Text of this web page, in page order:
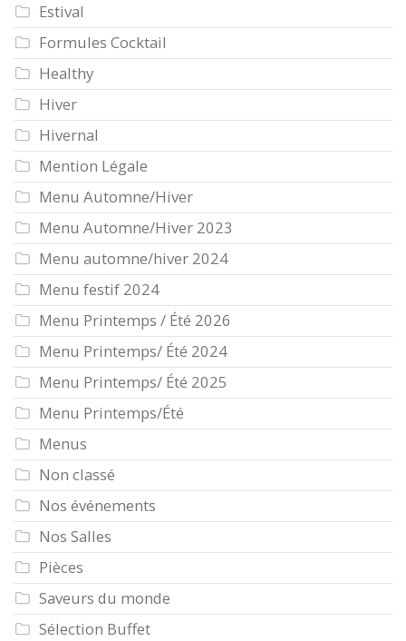
Estival
Formules Cocktail
Healthy
Hiver
Hivernal
Mention Légale
Menu Automne/Hiver
Menu Automne/Hiver 2023
Menu automne/hiver 2024
Menu festif 2024
Menu Printemps / Été 2026
Menu Printemps/ Été 2024
Menu Printemps/ Été 2025
Menu Printemps/Été
Menus
Non classé
Nos événements
Nos Salles
Pièces
Saveurs du monde
Sélection Buffet